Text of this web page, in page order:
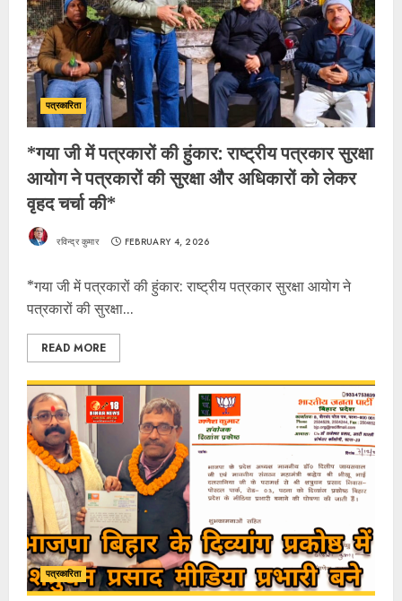
पत्रकारिता
*गया जी में पत्रकारों की हुंकार: राष्ट्रीय पत्रकार सुरक्षा
आयोग ने पत्रकारों की सुरक्षा और अधिकारों को लेकर
वृहद चर्चा की*
रविन्द्र कुमार FEBRUARY 4, 2026
*गया जी में पत्रकारों की हुंकार: राष्ट्रीय पत्रकार सुरक्षा आयोग ने
पत्रकारों की सुरक्षा...
READ MORE
पत्रकारिता